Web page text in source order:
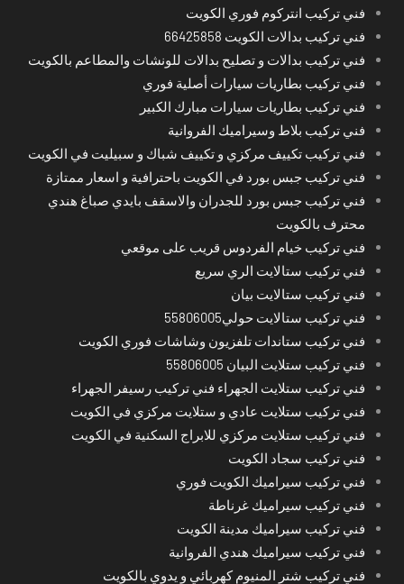
فني تركيب انتركوم فوري الكويت
فني تركيب بدالات الكويت 66425858
فني تركيب بدالات و تصليح بدالات للونشات والمطاعم بالكويت
فني تركيب بطاريات سيارات أصلية فوري
فني تركيب بطاريات سيارات مبارك الكبير
فني تركيب بلاط وسيراميك الفروانية
فني تركيب تكييف مركزي و تكييف شباك و سبيليت في الكويت
فني تركيب جبس بورد في الكويت باحترافية و اسعار ممتازة
فني تركيب جبس بورد للجدران والاسقف بايدي صباغ هندي
محترف بالكويت
فني تركيب خيام الفردوس قريب على موقعي
فني تركيب ستالايت الري سريع
فني تركيب ستالايت بيان
فني تركيب ستالايت حولي55806005
فني تركيب ستاندات تلفزيون وشاشات فوري الكويت
فني تركيب ستلايت البيان 55806005
فني تركيب ستلايت الجهراء فني تركيب رسيفر الجهراء
فني تركيب ستلايت عادي و ستلايت مركزي في الكويت
فني تركيب ستلايت مركزي للابراج السكنية في الكويت
فني تركيب سجاد الكويت
فني تركيب سيراميك الكويت فوري
فني تركيب سيراميك غرناطة
فني تركيب سيراميك مدينة الكويت
فني تركيب سيراميك هندي الفروانية
فني تركيب شتر المنيوم كهربائي و يدوي بالكويت